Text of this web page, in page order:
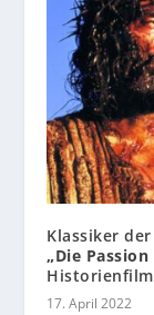
Klassiker
„Die
Historienfilm
17. April 2022